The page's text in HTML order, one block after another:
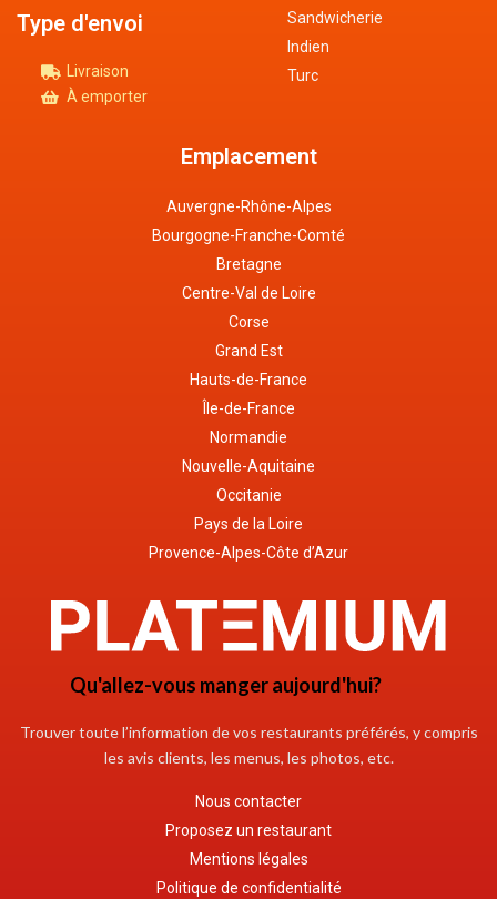
Qu'allez-vous manger aujourd'hui?
Trouver toute l’information de vos restaurants préférés, y compris
les avis clients, les menus, les photos, etc.
Nous contacter
Proposez un restaurant
Mentions légales
Politique de confidentialité
Emplacement
Auvergne-Rhône-Alpes
Bourgogne-Franche-Comté
Bretagne
Centre-Val de Loire
Corse
Grand Est
Hauts-de-France
Île-de-France
Normandie
Nouvelle-Aquitaine
Occitanie
Pays de la Loire
Provence-Alpes-Côte d’Azur
Sandwicherie
Indien
Turc
Type d'envoi
Livraison
À emporter